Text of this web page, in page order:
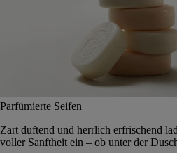
Parfümierte Seifen
Zart duftend und herrlich erfrischend
voller Sanftheit ein – ob unter der